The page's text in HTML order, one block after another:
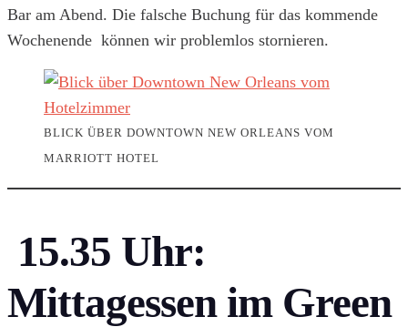
Bar am Abend. Die falsche Buchung für das kommende
Wochenende können wir problemlos stornieren.
BLICK ÜBER DOWNTOWN NEW ORLEANS VOM
MARRIOTT HOTEL
15.35 Uhr:
Mittagessen im Green